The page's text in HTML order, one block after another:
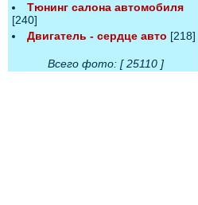
Тюнинг салона автомобиля
[240]
Двигатель - сердце авто [218]
Всего фото: [ 25110 ]